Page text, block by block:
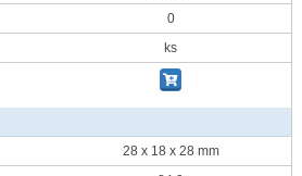
0
ks
28 x 18 x 28 mm